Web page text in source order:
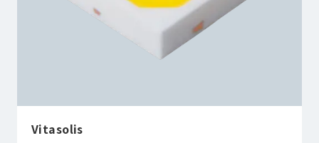
Vitasolis